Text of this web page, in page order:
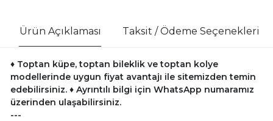
Ürün Açıklaması Taksit / Ödeme Seçenekleri
♦ Toptan küpe, toptan bileklik ve toptan kolye
modellerinde uygun fiyat avantajı ile sitemizden temin
edebilirsiniz. ♦ Ayrıntılı bilgi için WhatsApp numaramız
üzerinden ulaşabilirsiniz.
---